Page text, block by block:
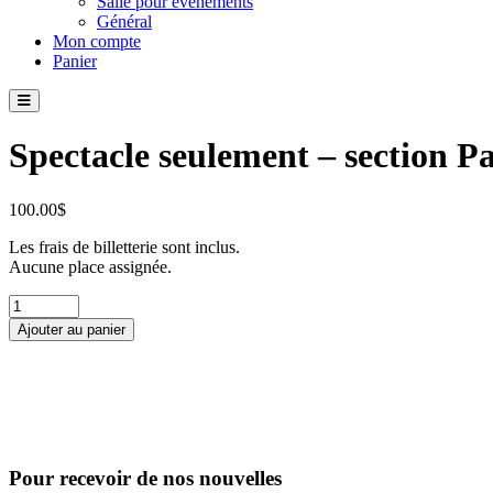
Général
Mon compte
Panier
Spectacle seulement – section
100.00$
Les frais de billetterie sont inclus.
Aucune place assignée.
quantité
de
Spectacle
Ajouter au panier
Pour recevoir de nos nouvelles